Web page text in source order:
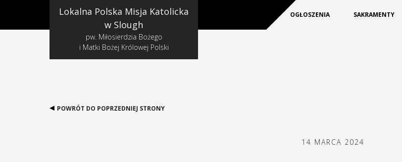
Lokalna Polska Misja Katolicka
w Slough
pw. Miłosierdzia Bożego
i Matki Bożej Królowej Polski
OGŁOSZENIA SAKRAMENTY
POWRÓT DO POPRZEDNIEJ STRONY
14 MARCA 2024